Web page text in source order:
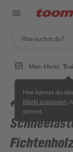
Mein Markt:
Hier kannst du
Markt anpassen ,
stimmt.
/ Garten &